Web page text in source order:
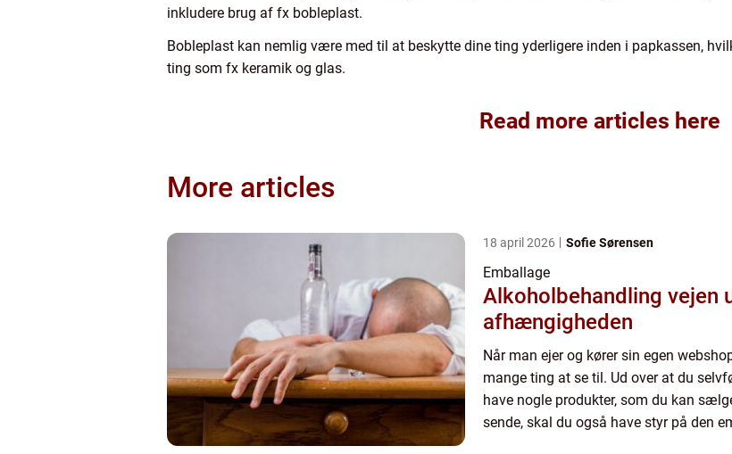
inkludere brug af fx bobleplast.
Bobleplast kan nemlig være med til at beskytte dine ting yderligere inden i papkassen,
ting som fx keramik og glas.
Read more articles here
More articles
18 april 2026 Sofie Sørensen
Emballage
Alkoholbehandling vejen ud af
afhængigheden
Når man ejer og kører sin egen
mange ting at se til. Ud over at du
have nogle produkter, som du kan
sende, skal du også have styr på den